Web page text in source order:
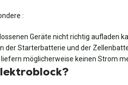
:
Geräte nicht richtig aufladen
der Starterbatterie und der
möglicherweise keinen Strom